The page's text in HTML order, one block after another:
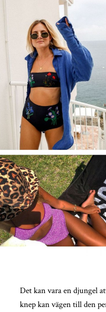
Det kan vara en djungel
knep kan vägen till den